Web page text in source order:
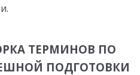
ТЕРМИНОВ ПО
ПОДГОТОВКИ